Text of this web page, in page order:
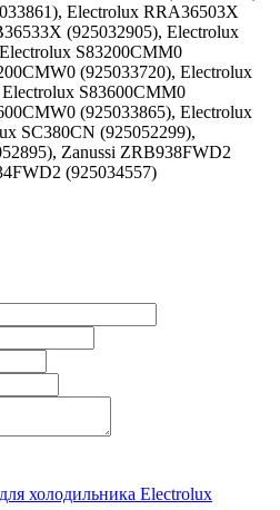
Electrolux RRA36503X
(925032905), Electrolux
S83200CMM0
(925033720), Electrolux
S83600CMM0
(925033865), Electrolux
SC380CN (925052299),
Zanussi ZRB938FWD2
(925034557)